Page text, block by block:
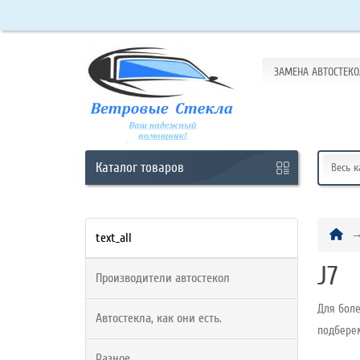
ЗАМЕНА
Каталогтоваров Весь
text_all
Производители автостекол
Автостекла, как они есть.
J7
Для